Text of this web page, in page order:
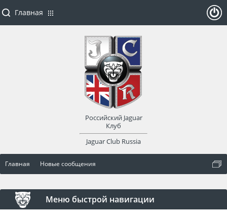
Главная Новые сообщения
Меню быстрой навигации
Главная
Российский Jaguar
Клуб
Jaguar Club Russia
оват